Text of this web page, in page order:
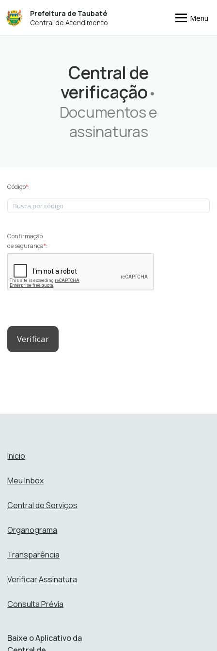
Prefeitura de Taubaté
Central de Atendimento
Menu
Central de
verificação•
Documentos e
assinaturas
Código*:
Confirmação
de segurança*:
Verificar
Inicio
Meu Inbox
Central de Serviços
Organograma
Transparência
Verificar Assinatura
Consulta Prévia
Baixe o Aplicativo da